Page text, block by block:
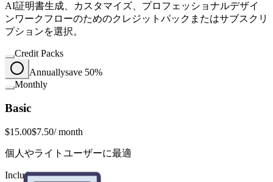
AI証明書生成、カスタマイズ、プロフェッショナルデザイ
ンワークフローのためのクレジットパックまたはサブスクリ
プションを選択。
Credit Packs
Annuallysave 50%
Monthly
Basic
$15.00$7.50/ month
個人やライトユーザーに最適
Includes